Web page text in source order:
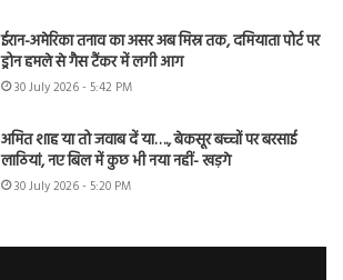
ईरान-अमेरिका तनाव का असर अब मिस्र तक, दमियाता पोर्ट पर
ड्रोन हमले से गैस टैंकर में लगी आग
30 July 2026 - 5:42 PM
अमित शाह या तो जवाब दें या…., बेकसूर बच्चों पर बरसाई
लाठियां, नए बिल में कुछ भी नया नहीं- खड़गे
30 July 2026 - 5:20 PM